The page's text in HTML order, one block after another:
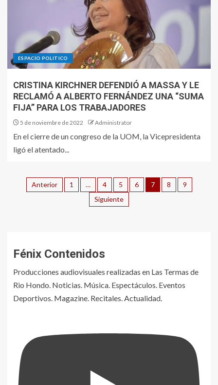
ESPACIO POLITICO
CRISTINA KIRCHNER DEFENDIÓ A MASSA Y LE
RECLAMÓ A ALBERTO FERNÁNDEZ UNA “SUMA
FIJA” PARA LOS TRABAJADORES
5 de noviembre de 2022 Administrator
En el cierre de un congreso de la UOM, la Vicepresidenta
ligó el atentado...
Anterior 1 … 4 5 6 7 8
9
Siguiente
Fénix Contenidos
Producciones audiovisuales realizadas en Las Termas de
Rio Hondo. Noticias. Música. Espectáculos. Eventos
Deportivos. Magazine. Recitales. Actualidad.